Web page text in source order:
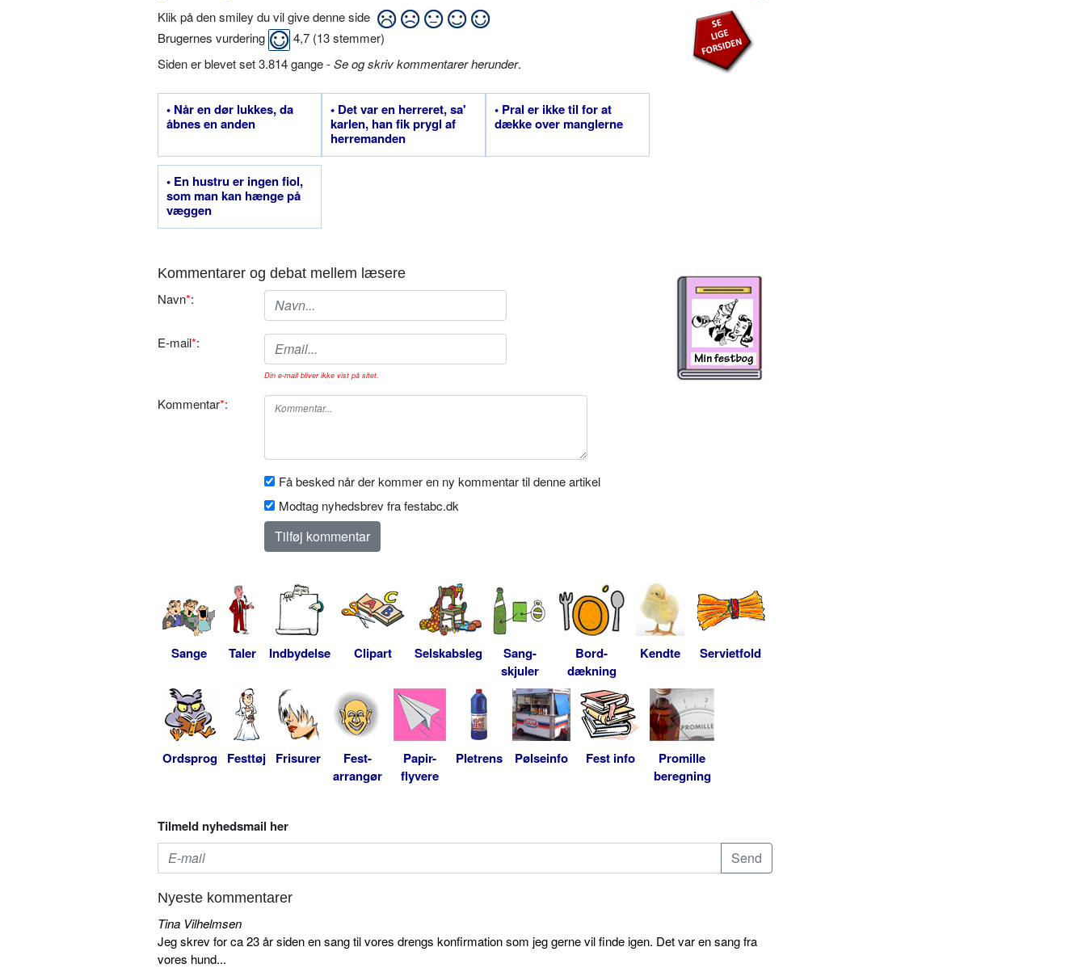
Klik på den smiley du vil give denne side
Brugernes vurdering
4,7 (13stemmer)
Siden er blevet set 3.814 gange -Se og skriv kommentarer herunder.
• Når en dør lukkes, da
åbnes en anden
• Det var en herreret, sa'
karlen, han fik prygl af
herremanden
• Pral er ikke til for at
dække over manglerne
• En hustru er ingen fiol,
som man kan hænge på
væggen
Kommentarer og debat mellem læsere
Navn*:
E-mail*:
Din e-mail bliver ikke vist på sitet.
Kommentar*:
Få besked når der kommer en ny kommentar til denne artikel
Modtag nyhedsbrev fra festabc.dk
Sange Taler Indbydelse Clipart Selskabsleg
Sang-
skjuler
Bord-
dækning
Kendte Servietfold
Ordsprog Festtøj Frisurer
Fest-
arrangør
Papir-
flyvere
Pletrens Pølseinfo Fest info
Promille
beregning
Tilmeld nyhedsmail her
Nyeste kommentarer
Tina Vilhelmsen
Jeg skrev for ca 23 år siden en sang til vores drengs konfirmation som jeg gerne vil finde igen. Det var en sang fra
vores hund...